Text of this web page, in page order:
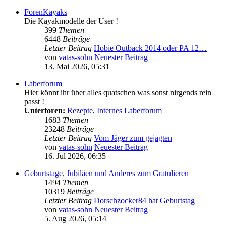
ForenKayaks
Die Kayakmodelle der User !
399 Themen
6448 Beiträge
Letzter Beitrag Hobie Outback 2014 oder PA 12…
von vatas-sohn Neuester Beitrag
13. Mai 2026, 05:31
Laberforum
Hier könnt ihr über alles quatschen was sonst nirgends rein
passt !
Unterforen: Rezepte, Internes Laberforum
1683 Themen
23248 Beiträge
Letzter Beitrag Vom Jäger zum gejagten
von vatas-sohn Neuester Beitrag
16. Jul 2026, 06:35
Geburtstage, Jubiläen und Anderes zum Gratulieren
1494 Themen
10319 Beiträge
Letzter Beitrag Dorschzocker84 hat Geburtstag
von vatas-sohn Neuester Beitrag
5. Aug 2026, 05:14